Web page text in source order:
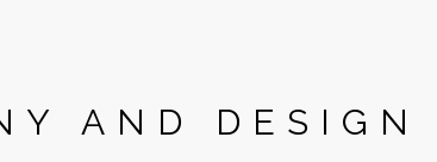
AND DESIGN